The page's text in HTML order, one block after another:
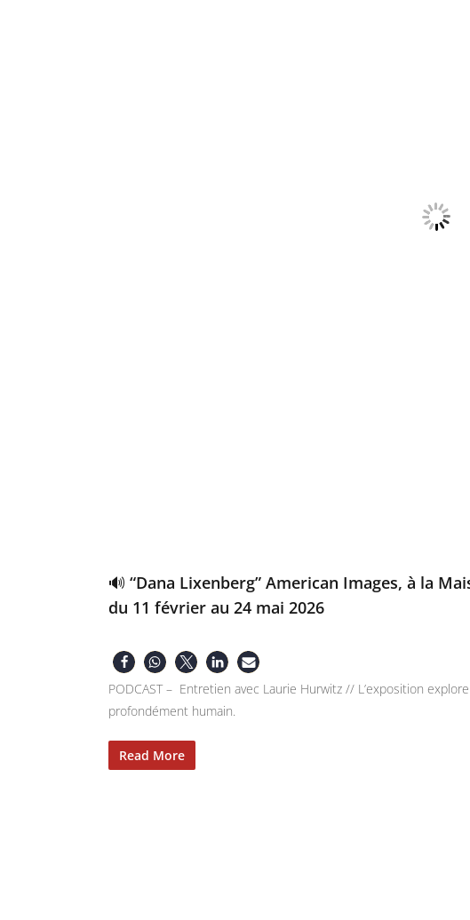
🔊 “Dana Lixenberg” American Images, à la
du 11 février au 24 mai 2026
PODCAST – Entretien avec Laurie Hurwitz // L’exposition
profondément humain.
Read More